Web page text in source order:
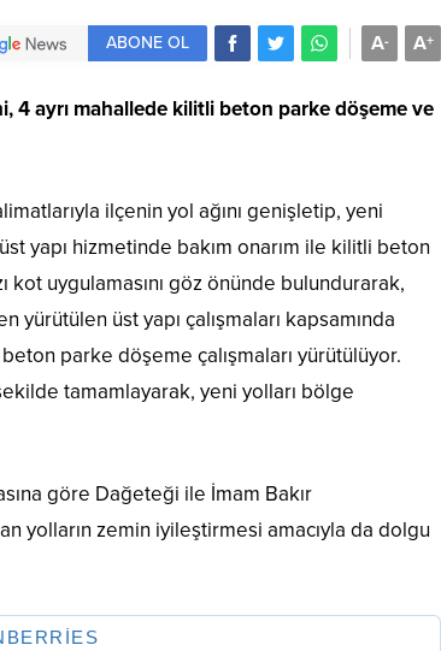
A+
A-
ABONE OL
4 ayrı mahallede kilitli beton parke döşeme ve
ilçenin yol ağını genişletip, yeni
yapı hizmetinde bakım onarım ile kilitli beton
kot uygulamasını göz önünde bulundurarak,
yürütülen üst yapı çalışmaları kapsamında
parke döşeme çalışmaları yürütülüyor.
tamamlayarak, yeni yolları bölge
göre Dağeteği ile İmam Bakır
yolların zemin iyileştirmesi amacıyla da dolgu